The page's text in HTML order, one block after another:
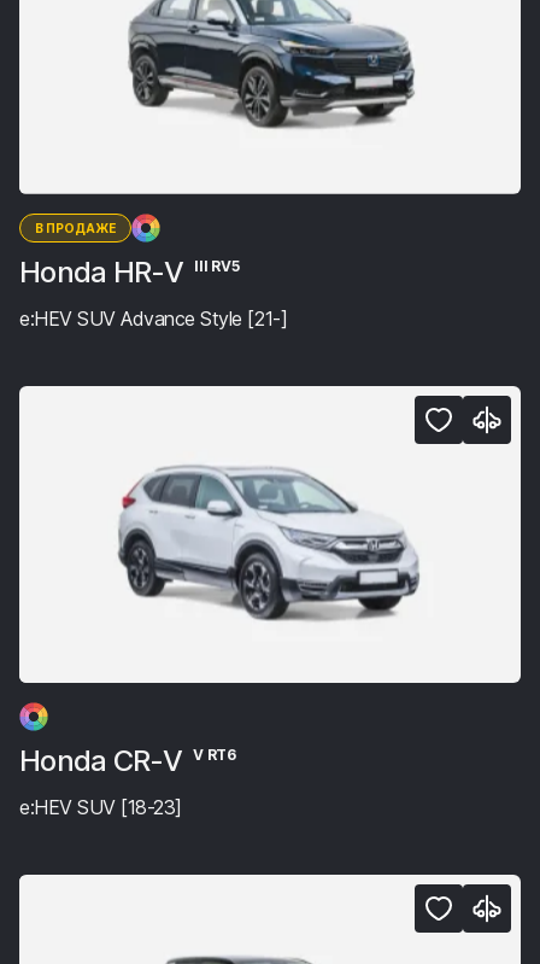
В ПРОДАЖЕ
Honda HR-V III RV5
e:HEV SUV Advance Style [21-]
Honda CR-V V RT6
e:HEV SUV [18-23]